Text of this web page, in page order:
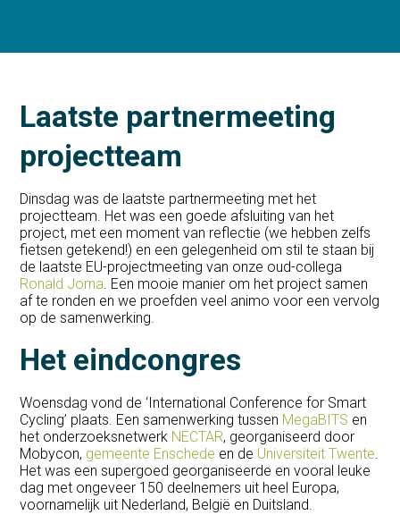
Laatste partnermeeting
projectteam
Dinsdag was de laatste partnermeeting met het
projectteam. Het was een goede afsluiting van het
project, met een moment van reflectie (we hebben zelfs
fietsen getekend!) en een gelegenheid om stil te staan bij
de laatste EU-projectmeeting van onze oud-collega
Ronald Jorna. Een mooie manier om het project samen
af te ronden en we proefden veel animo voor een vervolg
op de samenwerking.
Het eindcongres
Woensdag vond de ‘International Conference for Smart
Cycling’ plaats. Een samenwerking tussen MegaBITS en
het onderzoeksnetwerk NECTAR, georganiseerd door
Mobycon, gemeente Enschede en de Universiteit Twente.
Het was een supergoed georganiseerde en vooral leuke
dag met ongeveer 150 deelnemers uit heel Europa,
voornamelijk uit Nederland, België en Duitsland.